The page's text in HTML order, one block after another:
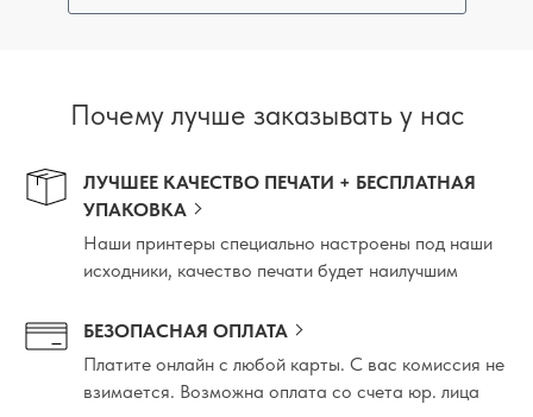
Почему лучше заказывать у нас
ЛУЧШЕЕ КАЧЕСТВО ПЕЧАТИ + БЕСПЛАТНАЯ
УПАКОВКА
Наши принтеры специально настроены под наши
исходники, качество печати будет наилучшим
БЕЗОПАСНАЯ ОПЛАТА
Платите онлайн с любой карты. С вас комиссия не
взимается. Возможна оплата со счета юр. лица